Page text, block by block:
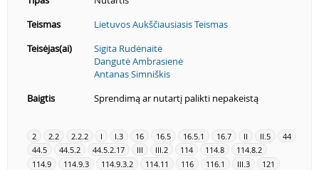
Teismas
Lietuvos Aukščiausiasis Teismas
Teisėjas(ai)
Sigita Rudėnaitė
Dangutė Ambrasienė
Antanas Simniškis
Baigtis
Sprendimą ar nutartį palikti nepakeistą
2 2.2 2.2.2 I I.3 16 16.5 16.5.1 16.7 II II.5
44
44.5
44.5.2 44.5.2.17 III III.2 114 114.8
114.8.2
114.9
114.9.3 114.9.3.2 114.11 116 116.1 III.3
121